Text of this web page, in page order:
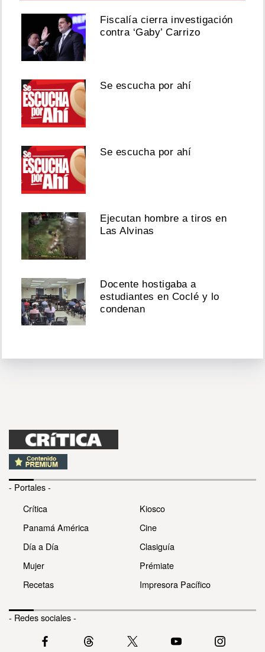
Fiscalía cierra investigación
contra ‘Gaby’ Carrizo
Se escucha por ahí
Se escucha por ahí
Ejecutan hombre a tiros en
Las Alvinas
Docente hostigaba a
estudiantes en Coclé y lo
condenan
- Portales -
Crítica
Panamá América
Día a Día
Mujer
Recetas
Kiosco
Cine
Clasiguía
Prémiate
Impresora Pacífico
- Redes sociales -